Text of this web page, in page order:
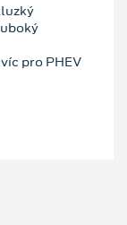
pro PHEV